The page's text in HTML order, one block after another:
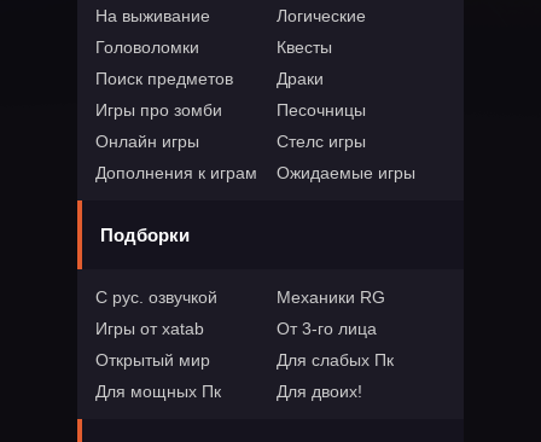
На выживание
Логические
Головоломки
Квесты
Поиск предметов
Драки
Игры про зомби
Песочницы
Онлайн игры
Стелс игры
Дополнения к играм
Ожидаемые игры
Подборки
С рус. озвучкой
Механики RG
Игры от xatab
От 3-го лица
Открытый мир
Для слабых Пк
Для мощных Пк
Для двоих!